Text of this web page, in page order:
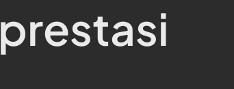
prestasi